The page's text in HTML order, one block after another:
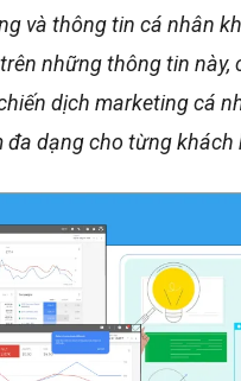
và thông tin cá nhân
những thông tin này,
dịch marketing cá
đa dạng cho từng khách